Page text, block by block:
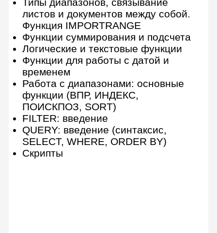
Получить полную
программу
Детальная программа и
консультация по онлайн-курсу
Получить консультацию